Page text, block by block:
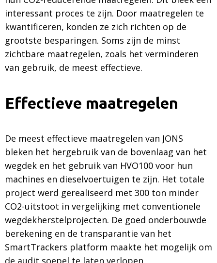
interessant proces te zijn. Door maatregelen te
kwantificeren, konden ze zich richten op de
grootste besparingen. Soms zijn de minst
zichtbare maatregelen, zoals het verminderen
van gebruik, de meest effectieve.
Effectieve maatregelen
De meest effectieve maatregelen van JONS
bleken het hergebruik van de bovenlaag van het
wegdek en het gebruik van HVO100 voor hun
machines en dieselvoertuigen te zijn. Het totale
project werd gerealiseerd met 300 ton minder
CO2-uitstoot in vergelijking met conventionele
wegdekherstelprojecten. De goed onderbouwde
berekening en de transparantie van het
SmartTrackers platform maakte het mogelijk om
de audit soepel te laten verlopen.